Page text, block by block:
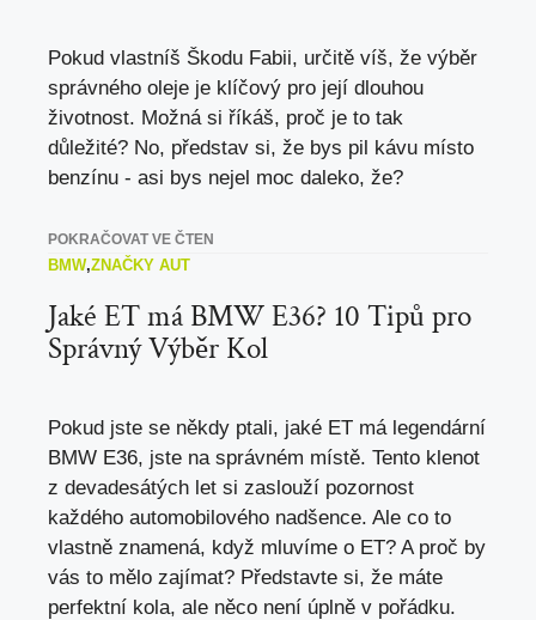
Pokud vlastníš Škodu Fabii, určitě víš, že výběr
správného oleje je klíčový pro její dlouhou
životnost. Možná si říkáš, proč je to tak
důležité? No, představ si, že bys pil kávu místo
benzínu - asi bys nejel moc daleko, že?
POKRAČOVAT VE ČTEN
BMW,ZNAČKY AUT
Jaké ET má BMW E36? 10 Tipů pro
Správný Výběr Kol
Pokud jste se někdy ptali, jaké ET má legendární
BMW E36, jste na správném místě. Tento klenot
z devadesátých let si zaslouží pozornost
každého automobilového nadšence. Ale co to
vlastně znamená, když mluvíme o ET? A proč by
vás to mělo zajímat? Představte si, že máte
perfektní kola, ale něco není úplně v pořádku.